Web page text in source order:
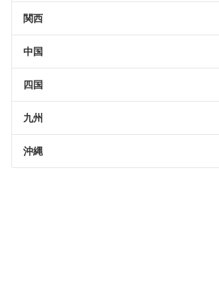
関西
中国
四国
九州
沖縄